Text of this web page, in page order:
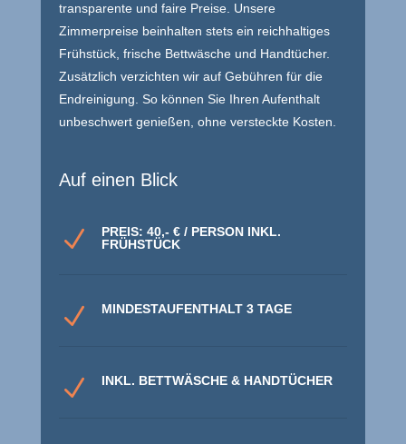
transparente und faire Preise. Unsere
Zimmerpreise beinhalten stets ein reichhaltiges
Frühstück, frische Bettwäsche und Handtücher.
Zusätzlich verzichten wir auf Gebühren für die
Endreinigung. So können Sie Ihren Aufenthalt
unbeschwert genießen, ohne versteckte Kosten.
Auf einen Blick
N
PREIS: 40,- € / PERSON INKL.
FRÜHSTÜCK
N MINDESTAUFENTHALT 3 TAGE
N INKL. BETTWÄSCHE & HANDTÜCHER